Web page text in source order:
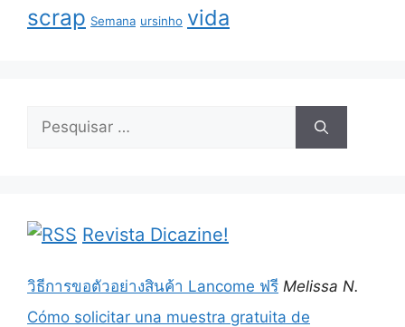
scrap Semana ursinho vida
Pesquisar
Revista Dicazine!
วิธีการขอตัวอย่างสินค้า Lancome ฟรี Melissa N.
Cómo solicitar una muestra gratuita de